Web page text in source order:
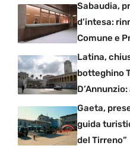
Sabaudia,
d’intesa:
Comune e
Latina,
botteghino
Gaeta,
guida
del Tirreno”